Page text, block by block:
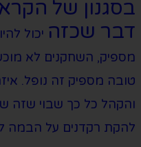
בסגנון של
דבר שכזה יכול
מספיק, השחקנים לא
טובה מספיק זה נופל.
והקהל כל כך שבוי שזה
להקת רקדנים על הבמה